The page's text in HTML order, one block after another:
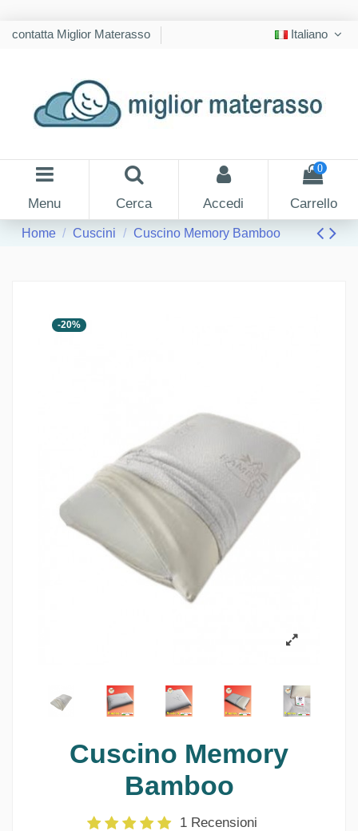
contatta Miglior Materasso Italiano
Menu Cerca Accedi
0
Carrello
Home Cuscini Cuscino Memory Bamboo
-20%
Cuscino Memory
Bamboo
1 Recensioni